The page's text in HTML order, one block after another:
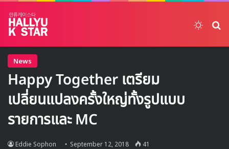
News
Happy Together เตรียม
เปลี่ยนแปลงครั้งใหญ่ทั้งรูปแบบ
รายการและ MC
Eddie Sophon September 12, 2018 41